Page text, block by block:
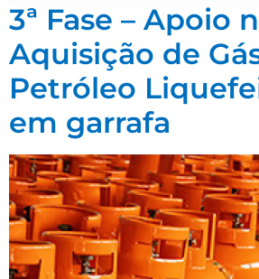
3ª Fase – Apoio
Aquisição de
Petróleo
em garrafa